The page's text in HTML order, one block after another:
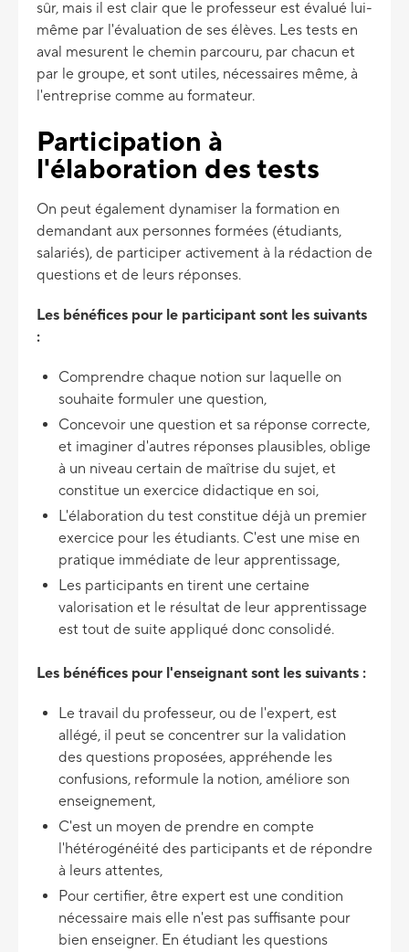
sûr, mais il est clair que le professeur est évalué lui-
même par l'évaluation de ses élèves. Les tests en
aval mesurent le chemin parcouru, par chacun et
par le groupe, et sont utiles, nécessaires même, à
l'entreprise comme au formateur.
Participation à
l'élaboration des tests
On peut également dynamiser la formation en
demandant aux personnes formées (étudiants,
salariés), de participer activement à la rédaction de
questions et de leurs réponses.
Les bénéfices pour le participant sont les suivants
:
Comprendre chaque notion sur laquelle on
souhaite formuler une question,
Concevoir une question et sa réponse correcte,
et imaginer d'autres réponses plausibles, oblige
à un niveau certain de maîtrise du sujet, et
constitue un exercice didactique en soi,
L'élaboration du test constitue déjà un premier
exercice pour les étudiants. C'est une mise en
pratique immédiate de leur apprentissage,
Les participants en tirent une certaine
valorisation et le résultat de leur apprentissage
est tout de suite appliqué donc consolidé.
Les bénéfices pour l'enseignant sont les suivants :
Le travail du professeur, ou de l'expert, est
allégé, il peut se concentrer sur la validation
des questions proposées, appréhende les
confusions, reformule la notion, améliore son
enseignement,
C'est un moyen de prendre en compte
l'hétérogénéité des participants et de répondre
à leurs attentes,
Pour certifier, être expert est une condition
nécessaire mais elle n'est pas suffisante pour
bien enseigner. En étudiant les questions